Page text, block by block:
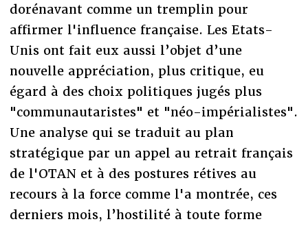
dorénavant comme un tremplin pour
affirmer l'influence française. Les Etats-
Unis ont fait eux aussi l’objet d’une
nouvelle appréciation, plus critique, eu
égard à des choix politiques jugés plus
"communautaristes" et "néo-impérialistes".
Une analyse qui se traduit au plan
stratégique par un appel au retrait français
de l'OTAN et à des postures rétives au
recours à la force comme l'a montrée, ces
derniers mois, l’hostilité à toute forme